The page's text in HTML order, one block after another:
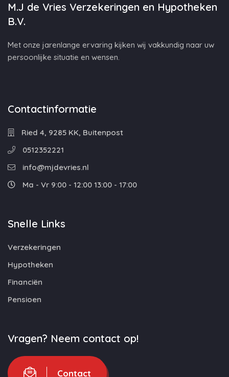
M.J de Vries Verzekeringen en Hypotheken
B.V.
Met onze jarenlange ervaring kijken wij vakkundig naar uw
persoonlijke situatie en wensen.
Contactinformatie
Ried 4, 9285 KK, Buitenpost
0512352221
info@mjdevries.nl
Ma - Vr 9:00 - 12:00 13:00 - 17:00
Snelle Links
Verzekeringen
Hypotheken
Financiën
Pensioen
Vragen? Neem contact op!
Contact